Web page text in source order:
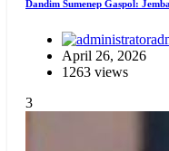
Dandim Sumenep Gaspol:
April 26, 2026
1263 views
3